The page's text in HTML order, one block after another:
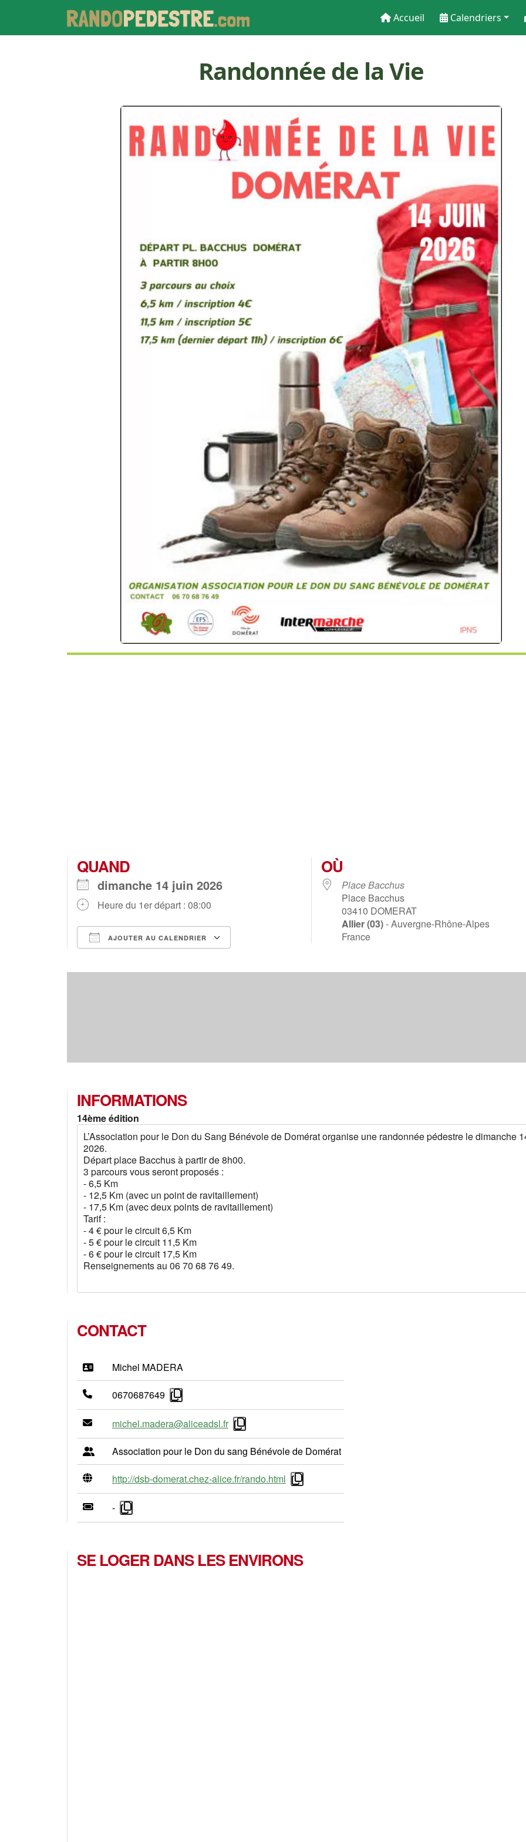
Accueil Calendriers
Randonnée de la Vie
QUAND
dimanche 14 juin 2026
Heure du 1er départ : 08:00
AJOUTER AU CALENDRIER
OÙ
Place Bacchus
Place Bacchus
03410 DOMERAT
Allier (03)- Auvergne-Rhône-Alpes
France
INFORMATIONS
14ème édition
L’Association pour le Don du Sang Bénévole de Domérat organise une randonnée pédestre le dimanche
2026.
Départ place Bacchus à partir de 8h00.
3 parcours vous seront proposés :
- 6,5 Km
- 12,5 Km (avec un point de ravitaillement)
- 17,5 Km (avec deux points de ravitaillement)
Tarif :
- 4 € pour le circuit 6,5 Km
- 5 € pour le circuit 11,5 Km
- 6 € pour le circuit 17,5 Km
Renseignements au 06 70 68 76 49.
CONTACT
Michel MADERA
0670687649
michel.madera@aliceadsl.fr
Association pour le Don du sang Bénévole de Domérat
http://dsb-domerat.chez-alice.fr/rando.html
-
SE LOGER DANS LES ENVIRONS